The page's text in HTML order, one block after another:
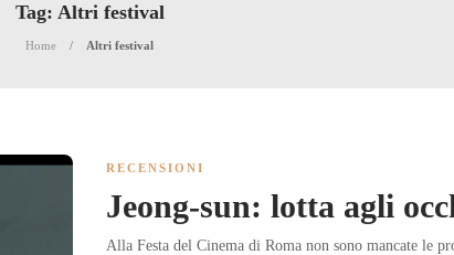
Tag: Altri festival
Home Altri festival
RECENSIONI
Jeong-sun: lotta agli
Alla Festa del Cinema di Roma non sono mancate le